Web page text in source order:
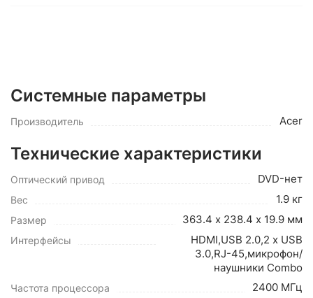
Системные параметры
Производитель Acer
Технические характеристики
Оптический привод DVD-нет
Вес 1.9 кг
Размер 363.4 х 238.4 х 19.9 мм
Интерфейсы
HDMI,USB 2.0,2 x USB
3.0,RJ-45,микрофон/
наушники Combo
Частота процессора 2400 МГц